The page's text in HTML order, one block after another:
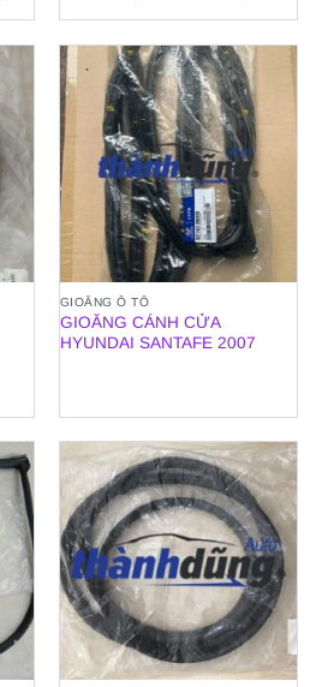
GIOĂNG Ô TÔ
GIOĂNG CÁNH CỬA
HYUNDAI SANTAFE 2007